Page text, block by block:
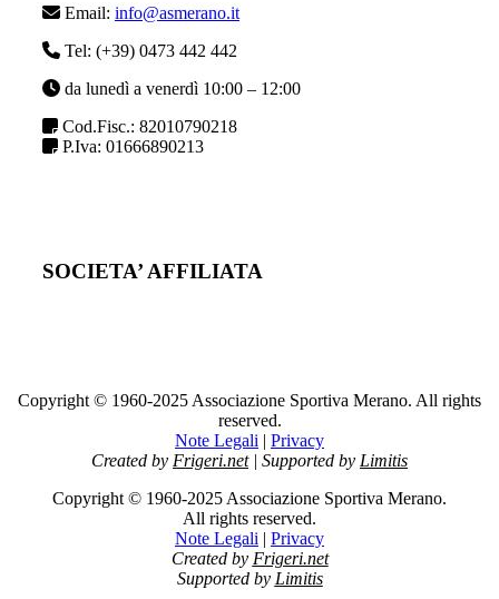
Email: info@asmerano.it
Tel: (+39) 0473 442 442
da lunedì a venerdì 10:00 – 12:00
Cod.Fisc.: 82010790218
P.Iva: 01666890213
SOCIETA’ AFFILIATA
Copyright © 1960-2025 Associazione Sportiva Merano. All rights
reserved.
Note Legali | Privacy
Created by Frigeri.net| Supported by Limitis
Copyright © 1960-2025 Associazione Sportiva Merano.
All rights reserved.
Note Legali | Privacy
Created by Frigeri.net
Supported by Limitis